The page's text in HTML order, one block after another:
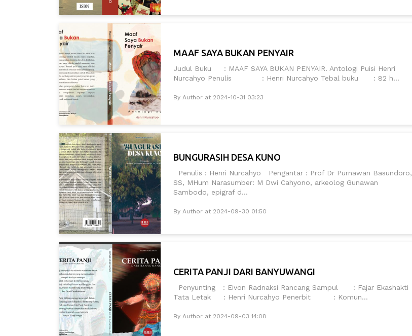
MAAF SAYA BUKAN PENYAIR
Judul Buku : MAAF SAYA BUKAN PENYAIR. Antologi Puisi Henri
Nurcahyo Penulis : Henri Nurcahyo Tebal buku : 82 h...
By Author at 2024-10-31 03:23
BUNGURASIH DESA KUNO
Penulis : Henri Nurcahyo Pengantar : Prof Dr Purnawan Basundoro,
SS, MHum Narasumber: M Dwi Cahyono, arkeolog Gunawan
Sambodo, epigraf d...
By Author at 2024-09-30 01:50
CERITA PANJI DARI BANYUWANGI
Penyunting : Eivon Radnaksi Rancang Sampul : Fajar Ekashakti
Tata Letak : Henri Nurcahyo Penerbit : Komun...
By Author at 2024-09-03 14:08